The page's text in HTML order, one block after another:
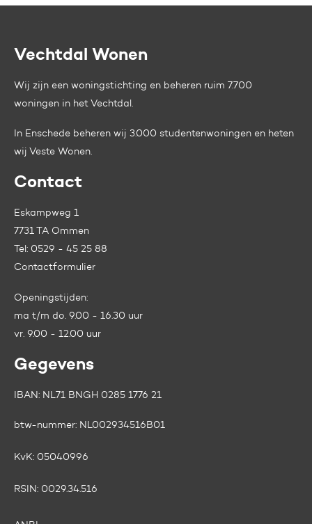
Contactinformatie
Vechtdal Wonen
Wij zijn een woningstichting en beheren ruim 7.700
woningen in het Vechtdal.
In Enschede beheren wij 3.000 studentenwoningen en heten
wij Veste Wonen.
Contact
Eskampweg 1
7731 TA Ommen
Tel: 0529 - 45 25 88
Contactformulier
Openingstijden:
ma t/m do. 9.00 - 16.30 uur
vr. 9.00 - 12.00 uur
Gegevens
IBAN: NL71 BNGH 0285 1776 21
btw-nummer: NL002934516B01
KvK: 05040996
RSIN: 0029.34.516